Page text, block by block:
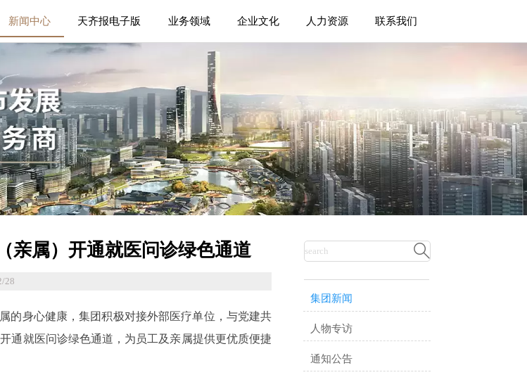
新闻中心 天齐报电子版 业务领域 企业文化 人力资源 联系我们
亲属）开通就医问诊绿色通道
28
的身心健康，集团积极对接外部医疗单位，与党建共
通就医问诊绿色通道，为员工及亲属提供更优质便捷

集团新闻
人物专访
通知公告